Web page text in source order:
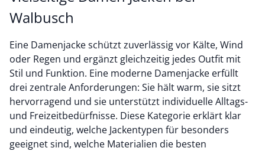
Walbusch
Eine Damenjacke schützt zuverlässig vor Kälte, Wind
oder Regen und ergänzt gleichzeitig jedes Outfit mit
Stil und Funktion. Eine moderne Damenjacke erfüllt
drei zentrale Anforderungen: Sie hält warm, sie sitzt
hervorragend und sie unterstützt individuelle Alltags-
und Freizeitbedürfnisse. Diese Kategorie erklärt klar
und eindeutig, welche Jackentypen für besonders
geeignet sind, welche Materialien die besten